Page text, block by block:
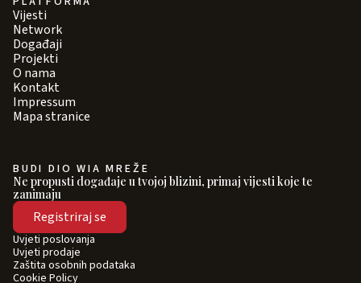
Vijesti
Network
Događaji
Projekti
O nama
Kontakt
Impressum
Mapa stranice
BUDI DIO WIA MREŽE
Ne propusti događaje u tvojoj blizini, primaj vijesti koje te
zanimaju
Registriraj se
Uvjeti poslovanja
Uvjeti prodaje
Zaštita osobnih podataka
Cookie Policy